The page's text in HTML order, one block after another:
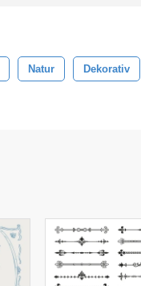
Natur Dekorativ